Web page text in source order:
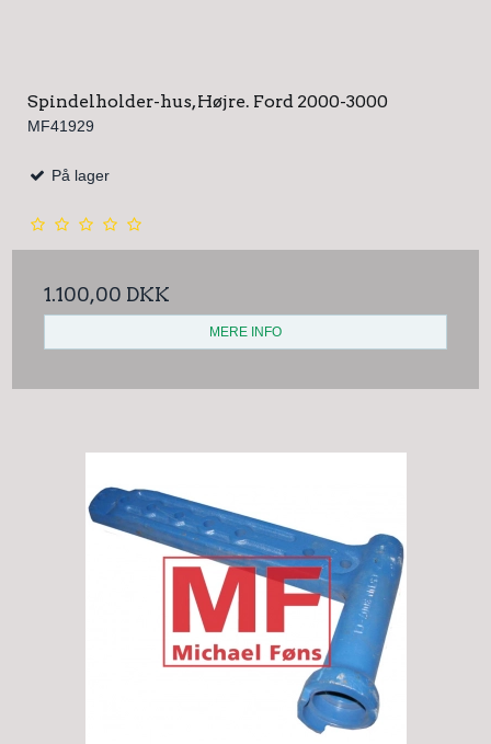
Spindelholder-hus, Højre. Ford 2000-3000
MF41929
På lager
1.100,00 DKK
MERE INFO